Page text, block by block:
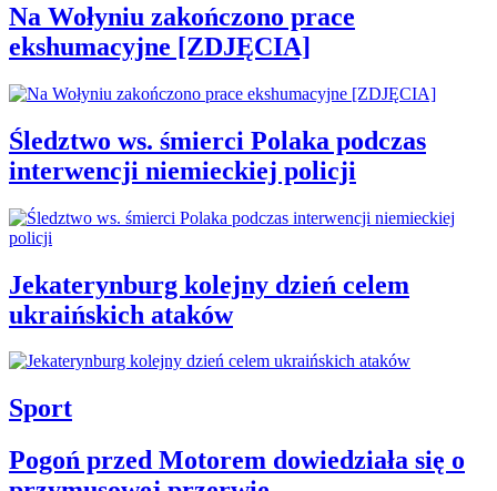
Na Wołyniu zakończono prace
ekshumacyjne [ZDJĘCIA]
Śledztwo ws. śmierci Polaka podczas
interwencji niemieckiej policji
Jekaterynburg kolejny dzień celem
ukraińskich ataków
Sport
Pogoń przed Motorem dowiedziała się o